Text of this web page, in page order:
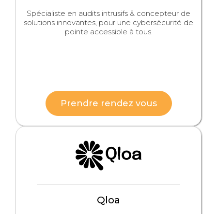
Spécialiste en audits intrusifs & concepteur de
solutions innovantes, pour une cybersécurité de
pointe accessible à tous.
Prendre rendez vous
Qloa